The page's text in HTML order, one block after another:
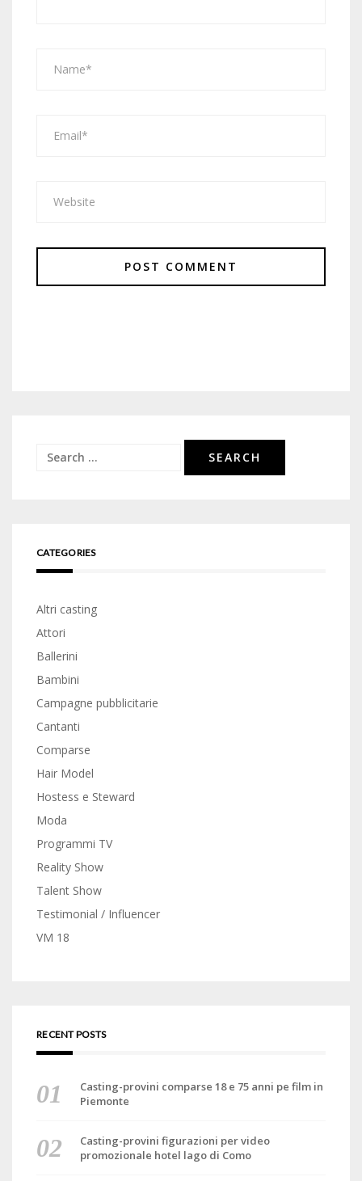
Search
CATEGORIES
Altri casting
Attori
Ballerini
Bambini
Campagne pubblicitarie
Cantanti
Comparse
Hair Model
Hostess e Steward
Moda
Programmi TV
Reality Show
Talent Show
Testimonial / Influencer
VM 18
RECENT POSTS
Casting-provini comparse 18 e 75 anni pe film in
Piemonte
Casting-provini figurazioni per video
promozionale hotel lago di Como